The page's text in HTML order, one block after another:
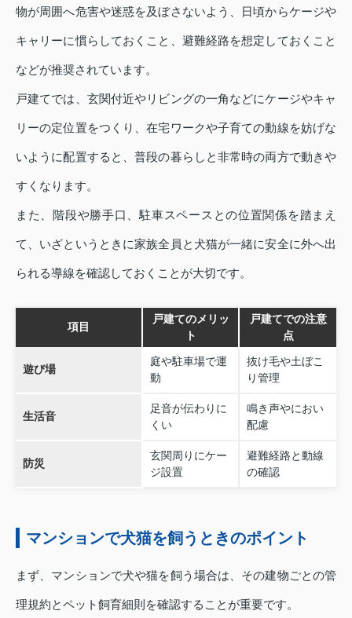
物が周囲へ危害や迷惑を及ぼさないよう、日頃からケージや
キャリーに慣らしておくこと、避難経路を想定しておくこと
などが推奨されています。
戸建てでは、玄関付近やリビングの一角などにケージやキャ
リーの定位置をつくり、在宅ワークや子育ての動線を妨げな
いように配置すると、普段の暮らしと非常時の両方で動きや
すくなります。
また、階段や勝手口、駐車スペースとの位置関係を踏まえ
て、いざというときに家族全員と犬猫が一緒に安全に外へ出
られる導線を確認しておくことが大切です。
項目
戸建てのメリッ
ト
戸建てでの注意
点
遊び場
庭や駐車場で運
動
抜け毛や土ぼこ
り管理
生活音
足音が伝わりに
くい
鳴き声やにおい
配慮
防災
玄関周りにケー
ジ設置
避難経路と動線
の確認
マンションで犬猫を飼うときのポイント
まず、マンションで犬や猫を飼う場合は、その建物ごとの管
理規約とペット飼育細則を確認することが重要です。